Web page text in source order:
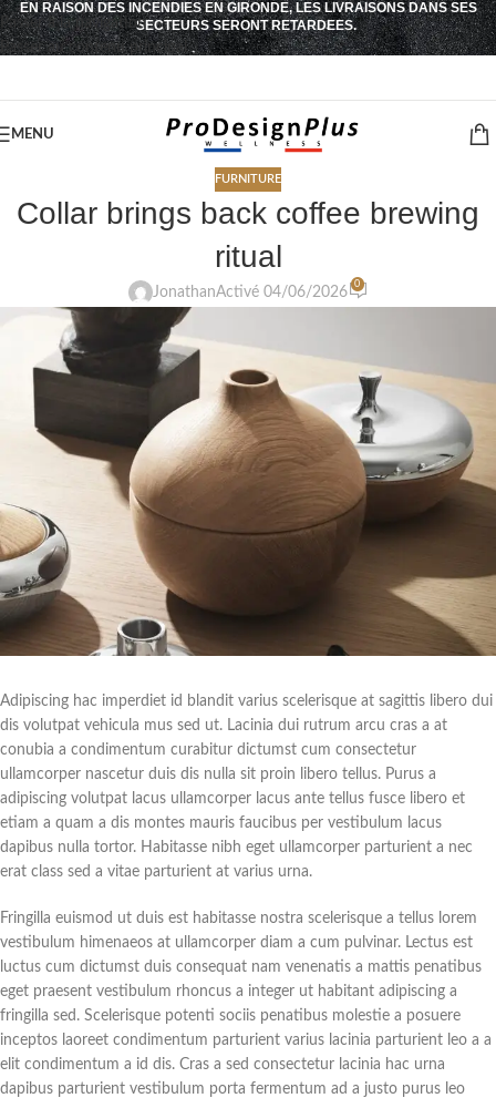
Passer à la navigation
Passer au contenu principal
EN RAISON DES INCENDIES EN GIRONDE, LES LIVRAISONS DANS SES
SECTEURS SERONT RETARDEES.
MENU
FURNITURE
Collar brings back coffee brewing
ritual
JonathanActivé 04/06/2026
0
Adipiscing hac imperdiet id blandit varius scelerisque at sagittis libero dui
dis volutpat vehicula mus sed ut. Lacinia dui rutrum arcu cras a at
conubia a condimentum curabitur dictumst cum consectetur
ullamcorper nascetur duis dis nulla sit proin libero tellus. Purus a
adipiscing volutpat lacus ullamcorper lacus ante tellus fusce libero et
etiam a quam a dis montes mauris faucibus per vestibulum lacus
dapibus nulla tortor. Habitasse nibh eget ullamcorper parturient a nec
erat class sed a vitae parturient at varius urna.
Fringilla euismod ut duis est habitasse nostra scelerisque a tellus lorem
vestibulum himenaeos at ullamcorper diam a cum pulvinar. Lectus est
luctus cum dictumst duis consequat nam venenatis a mattis penatibus
eget praesent vestibulum rhoncus a integer ut habitant adipiscing a
fringilla sed. Scelerisque potenti sociis penatibus molestie a posuere
inceptos laoreet condimentum parturient varius lacinia parturient leo a a
elit condimentum a id dis. Cras a sed consectetur lacinia hac urna
dapibus parturient vestibulum porta fermentum ad a justo purus leo